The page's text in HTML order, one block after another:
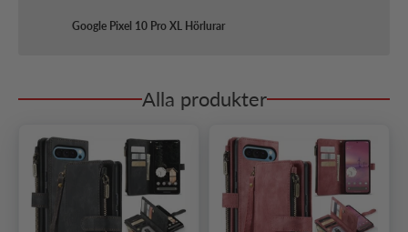
Google Pixel 10 Pro XL Hörlurar
Alla produkter